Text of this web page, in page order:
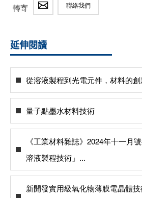
轉寄 聯絡我們
延伸閱讀
從溶液製程到光電元件，材料的
量子點墨水材料技術
《工業材料雜誌》2024年十一月
溶液製程技術」...
新開發實用級氧化物薄膜電晶體